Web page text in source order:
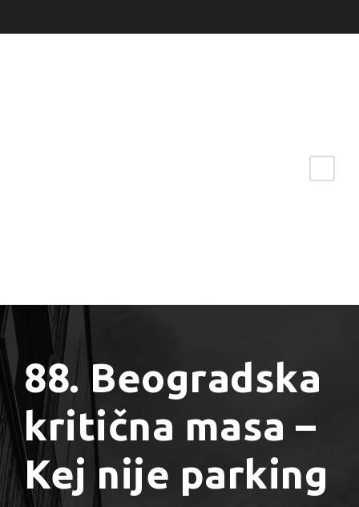
88. Beogradska
kritična masa –
Kej nije parking